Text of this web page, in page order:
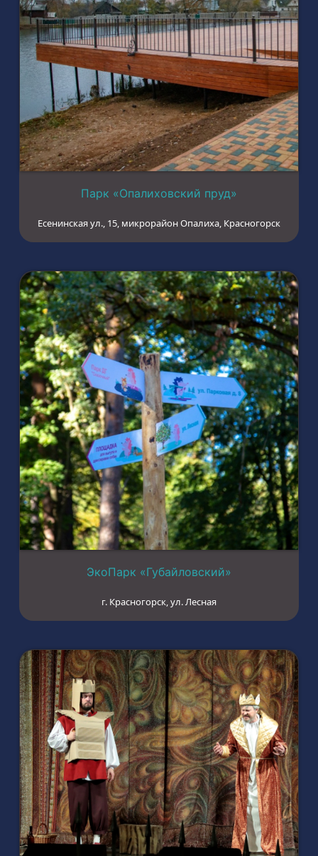
Парк «Опалиховский пруд»
Есенинская ул., 15, микрорайон Опалиха, Красногорск
ЭкоПарк «Губайловский»
г. Красногорск, ул. Лесная